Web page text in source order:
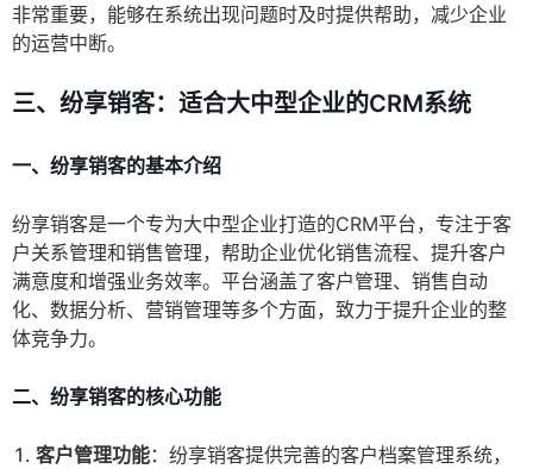
非常重要，能够在系统出现问题时及时提供帮助，减少企业
的运营中断。
三、纷享销客：适合大中型企业的CRM系统
一、纷享销客的基本介绍
纷享销客是一个专为大中型企业打造的CRM平台，专注于客
户关系管理和销售管理，帮助企业优化销售流程、提升客户
满意度和增强业务效率。平台涵盖了客户管理、销售自动
化、数据分析、营销管理等多个方面，致力于提升企业的整
体竞争力。
二、纷享销客的核心功能
客户管理功能：纷享销客提供完善的客户档案管理系统，